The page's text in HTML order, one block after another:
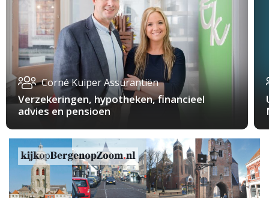
Corné Kuiper Assurantiën
Verzekeringen, hypotheken, financieel
advies en pensioen